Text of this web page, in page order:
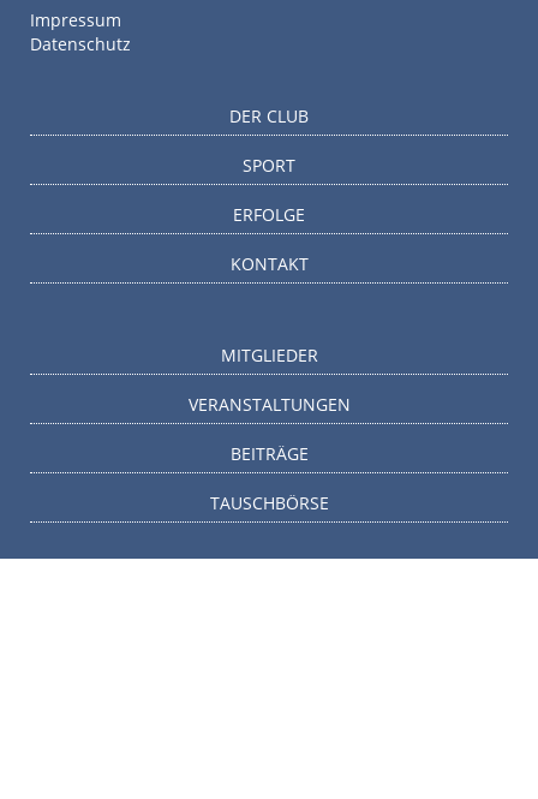
Impressum
Datenschutz
DER CLUB
SPORT
ERFOLGE
KONTAKT
MITGLIEDER
VERANSTALTUNGEN
BEITRÄGE
TAUSCHBÖRSE